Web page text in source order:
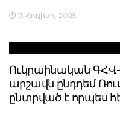
3 Հուլիսի, 2025
Ուկրաինական
արշավն ընդդեմ
ընտրված է որպես